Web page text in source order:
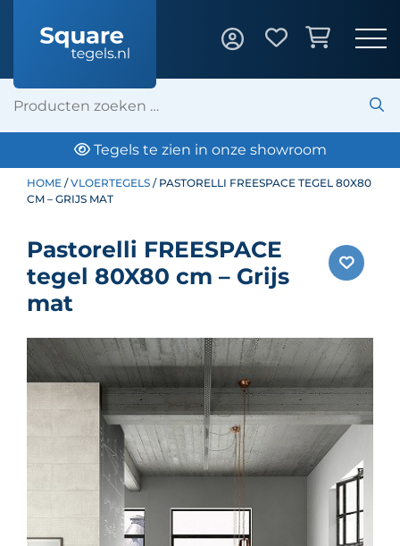
te zien in onze showroom
HOME /VLOERTEGELS / PASTORELLI FREESPACE TEGEL 80X80
CM – GRIJS MAT
Pastorelli FREESPACE
tegel 80X80 cm – Grijs
mat